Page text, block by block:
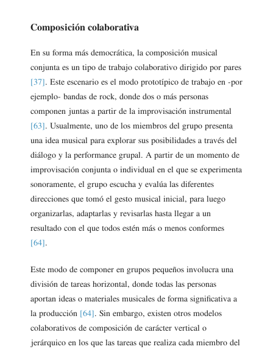
Composición colaborativa
En su forma más democrática, la composición musical
conjunta es un tipo de trabajo colaborativo dirigido por pares
[37]. Este escenario es el modo prototípico de trabajo en -por
ejemplo- bandas de rock, donde dos o más personas
componen juntas a partir de la improvisación instrumental
[63]. Usualmente, uno de los miembros del grupo presenta
una idea musical para explorar sus posibilidades a través del
diálogo y la performance grupal. A partir de un momento de
improvisación conjunta o individual en el que se experimenta
sonoramente, el grupo escucha y evalúa las diferentes
direcciones que tomó el gesto musical inicial, para luego
organizarlas, adaptarlas y revisarlas hasta llegar a un
resultado con el que todos estén más o menos conformes
[64].
Este modo de componer en grupos pequeños involucra una
división de tareas horizontal, donde todas las personas
aportan ideas o materiales musicales de forma significativa a
la producción [64]. Sin embargo, existen otros modelos
colaborativos de composición de carácter vertical o
jerárquico en los que las tareas que realiza cada miembro del